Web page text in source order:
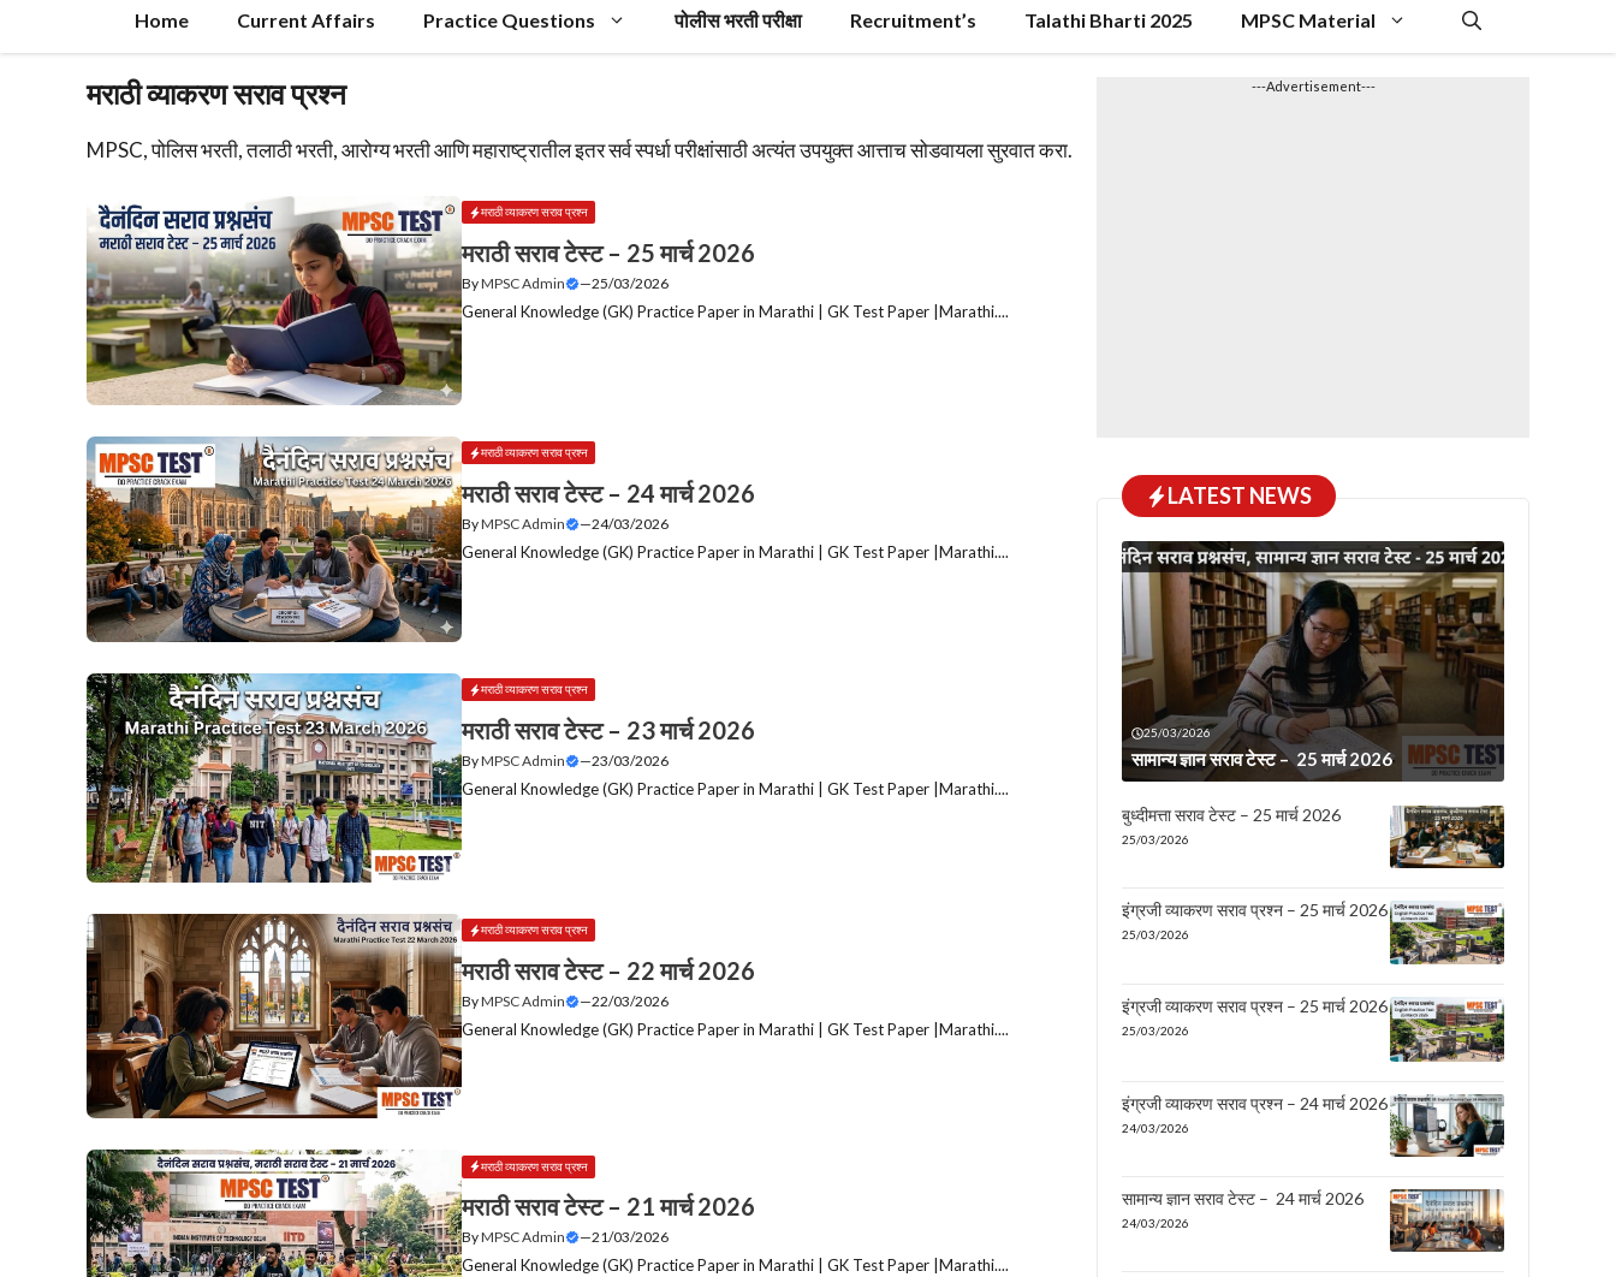
Home Current Affairs Practice Questions पोलीस भरती परीक्षा Recruitment’s Talathi Bharti 2025 MPSC Material
मराठी व्याकरण सराव प्रश्न
MPSC, पोलिस भरती, तलाठी भरती, आरोग्य भरती आणि महाराष्ट्रातील इतर सर्व स्पर्धा परीक्षांसाठी अत्यंत उपयुक्त आत्ताच सोडवायला सुरवात करा.
मराठी व्याकरण सराव प्रश्न
मराठी सराव टेस्ट – 25 मार्च 2026
ByMPSC Admin —25/03/2026
General Knowledge (GK) Practice Paper in Marathi | GK Test Paper |Marathi....
मराठी व्याकरण सराव प्रश्न
मराठी सराव टेस्ट – 24 मार्च 2026
ByMPSC Admin —24/03/2026
General Knowledge (GK) Practice Paper in Marathi | GK Test Paper |Marathi....
मराठी व्याकरण सराव प्रश्न
मराठी सराव टेस्ट – 23 मार्च 2026
ByMPSC Admin —23/03/2026
General Knowledge (GK) Practice Paper in Marathi | GK Test Paper |Marathi....
मराठी व्याकरण सराव प्रश्न
मराठी सराव टेस्ट – 22 मार्च 2026
ByMPSC Admin —22/03/2026
General Knowledge (GK) Practice Paper in Marathi | GK Test Paper |Marathi....
मराठी व्याकरण सराव प्रश्न
मराठी सराव टेस्ट – 21 मार्च 2026
ByMPSC Admin —21/03/2026
General Knowledge (GK) Practice Paper in Marathi | GK Test Paper |Marathi....
---Advertisement---
LATEST NEWS
25/03/2026
सामान्य ज्ञान सराव टेस्ट – 25 मार्च 2026
बुध्दीमत्ता सराव टेस्ट – 25 मार्च 2026
25/03/2026
इंग्रजी व्याकरण सराव प्रश्न – 25 मार्च 2026
25/03/2026
इंग्रजी व्याकरण सराव प्रश्न – 25 मार्च 2026
25/03/2026
इंग्रजी व्याकरण सराव प्रश्न – 24 मार्च 2026
24/03/2026
सामान्य ज्ञान सराव टेस्ट – 24 मार्च 2026
24/03/2026